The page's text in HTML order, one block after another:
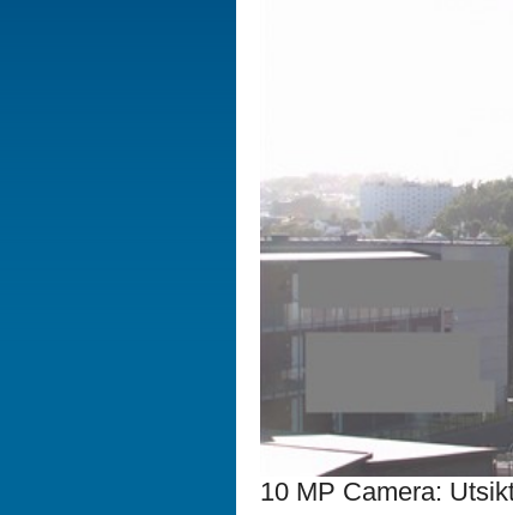
10 MP Camera: